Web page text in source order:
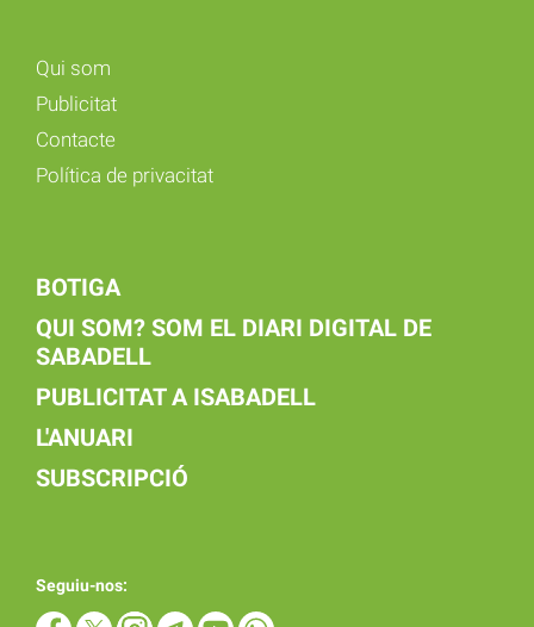
Qui som
Publicitat
Contacte
Política de privacitat
BOTIGA
QUI SOM? SOM EL DIARI DIGITAL DE
SABADELL
PUBLICITAT A ISABADELL
L'ANUARI
SUBSCRIPCIÓ
Seguiu-nos: